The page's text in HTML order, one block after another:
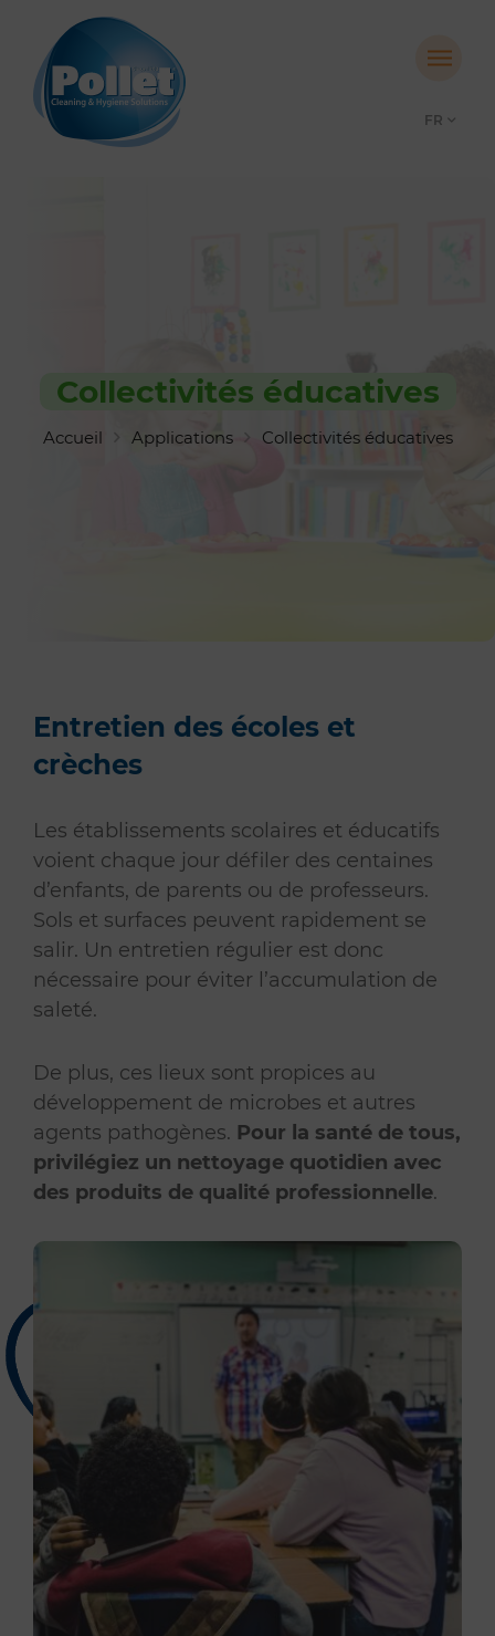
FR
Collectivités éducatives
Accueil Applications Collectivités éducatives
Entretien des écoles et
crèches
Les établissements scolaires et éducatifs
voient chaque jour défiler des centaines
d’enfants, de parents ou de professeurs.
Sols et surfaces peuvent rapidement se
salir. Un entretien régulier est donc
nécessaire pour éviter l’accumulation de
saleté.
De plus, ces lieux sont propices au
développement de microbes et autres
agents pathogènes. Pour la santé de tous,
privilégiez un nettoyage quotidien avec
des produits de qualité professionnelle.